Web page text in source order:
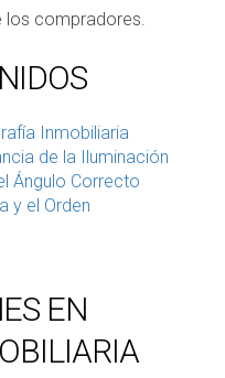
los compradores.
Inmobiliaria
de la Iluminación
Ángulo Correcto
y el Orden
EN